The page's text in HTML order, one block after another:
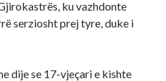
ku vazhdonte
serziosht prej tyre, duke i
dije se 17-vjeçari e kishte